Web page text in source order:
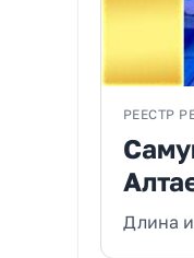
РЕЕСТР
Длина